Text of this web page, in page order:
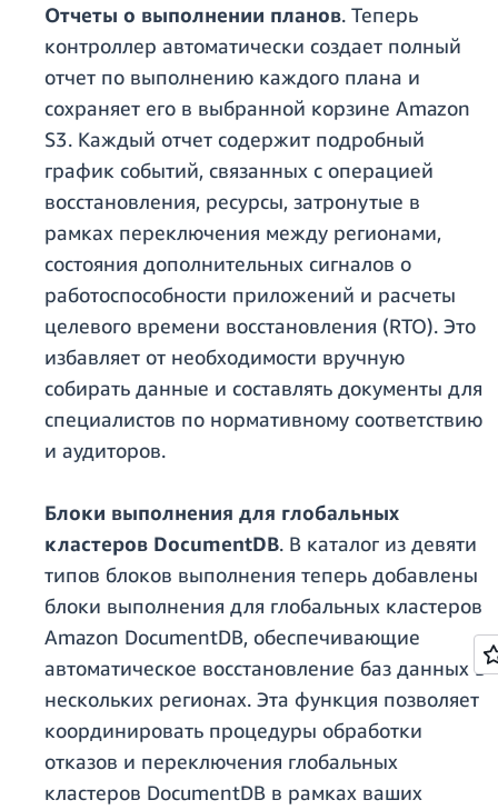
Отчеты о выполнении планов. Теперь
контроллер автоматически создает полный
отчет по выполнению каждого плана и
сохраняет его в выбранной корзине Amazon
S3. Каждый отчет содержит подробный
график событий, связанных с операцией
восстановления, ресурсы, затронутые в
рамках переключения между регионами,
состояния дополнительных сигналов о
работоспособности приложений и расчеты
целевого времени восстановления (RTO). Это
избавляет от необходимости вручную
собирать данные и составлять документы для
специалистов по нормативному соответствию
и аудиторов.
Блоки выполнения для глобальных
кластеров DocumentDB. В каталог из девяти
типов блоков выполнения теперь добавлены
блоки выполнения для глобальных кластеров
Amazon DocumentDB, обеспечивающие
автоматическое восстановление баз данных в
нескольких регионах. Эта функция позволяет
координировать процедуры обработки
отказов и переключения глобальных
кластеров DocumentDB в рамках ваших